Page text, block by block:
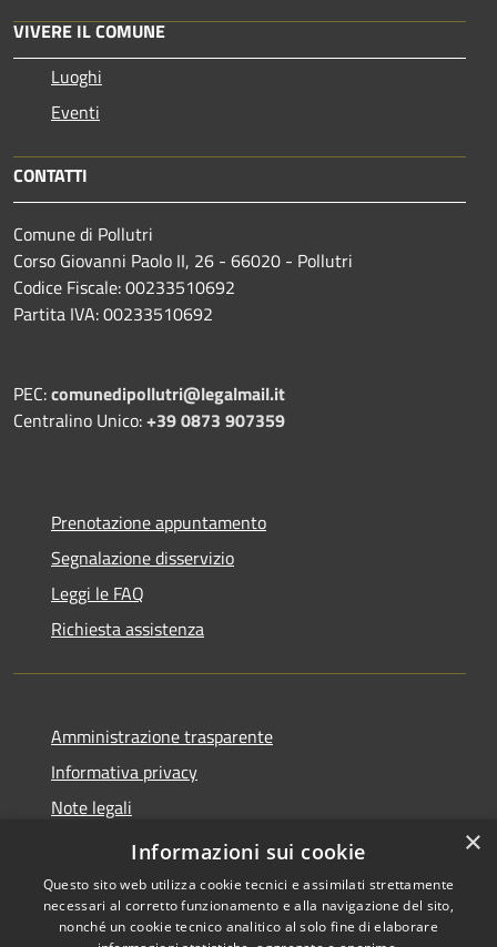
VIVERE IL COMUNE
Luoghi
Eventi
CONTATTI
Comune di Pollutri
Corso Giovanni Paolo II, 26 - 66020 - Pollutri
Codice Fiscale: 00233510692
Partita IVA: 00233510692
PEC:comunedipollutri@legalmail.it
Centralino Unico:+39 0873 907359
Prenotazione appuntamento
Segnalazione disservizio
Leggi le FAQ
Richiesta assistenza
Amministrazione trasparente
Informativa privacy
Note legali
Dichiarazione di accessibilità
×
Informazioni sui cookie
Questo sito web utilizza cookie tecnici e assimilati strettamente
necessari al corretto funzionamento e alla navigazione del sito,
nonché un cookie tecnico analitico al solo fine di elaborare